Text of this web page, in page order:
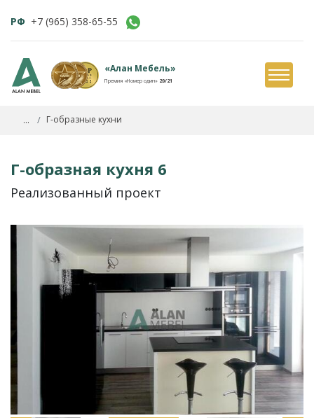
РФ +7 (965) 358-65-55
«Алан Мебель»
Премия «Номер один» 20/21
... Г-образные кухни
Г-образная кухня 6
Реализованный проект